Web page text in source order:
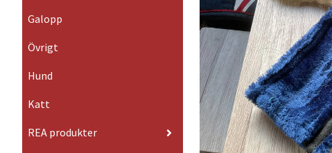
Galopp
Övrigt
Hund
Katt
REA produkter